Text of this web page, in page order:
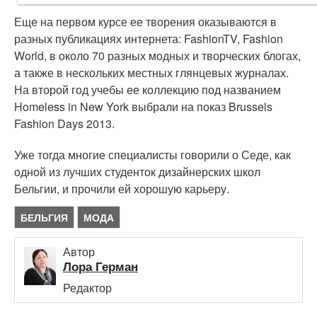
Еще на первом курсе ее творения оказываются в
разных публикациях интернета: FashionTV, Fashion
World, в около 70 разных модных и творческих блогах,
а также в нескольких местных глянцевых журналах.
На второй год учебы ее коллекцию под названием
Homeless in New York выбрали на показ Brussels
Fashion Days 2013.
Уже тогда многие специалисты говорили о Седе, как
одной из лучших студенток дизайнерских школ
Бельгии, и прочили ей хорошую карьеру.
БЕЛЬГИЯ МОДА
Автор
Лора Герман
Редактор